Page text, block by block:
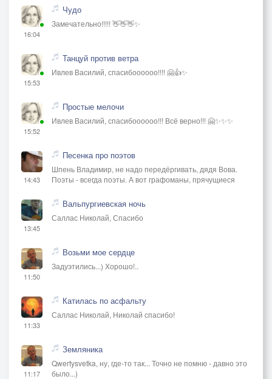
16:04
Чудо
Замечательно!!!!! 👋👋👋✨
15:53
Танцуй против ветра
Ивлев Василий, спасибоооооо!!!! 🤗👍✨
15:52
Простые мелочи
Ивлев Василий, спасибоооооо!!! Всё верно!!! 🤗✨✨✨
14:43
Песенка про поэтов
Шпень Владимир, не надо передёргивать, дядя Вова.
Поэты - всегда поэты. А вот графоманы, прячущиеся
13:45
Вальпургиевская ночь
Саллас Николай, Спасибо
11:50
Возьми мое сердце
Задуэтились...) Хорошо!..
11:33
Катилась по асфальту
Саллас Николай, Николай спасибо!
11:17
Земляника
Qwertysvetka, ну, где-то так... Точно не помню - давно это
было...)